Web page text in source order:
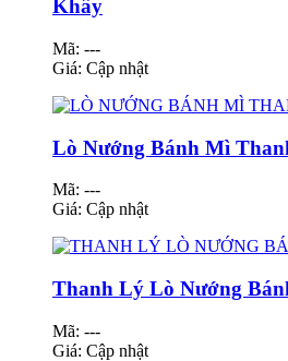
Khây
Mã: ---
Giá: Cập nhật
Lò Nướng Bánh Mì
Mã: ---
Giá: Cập nhật
Thanh Lý Lò Nướng
Mã: ---
Giá: Cập nhật